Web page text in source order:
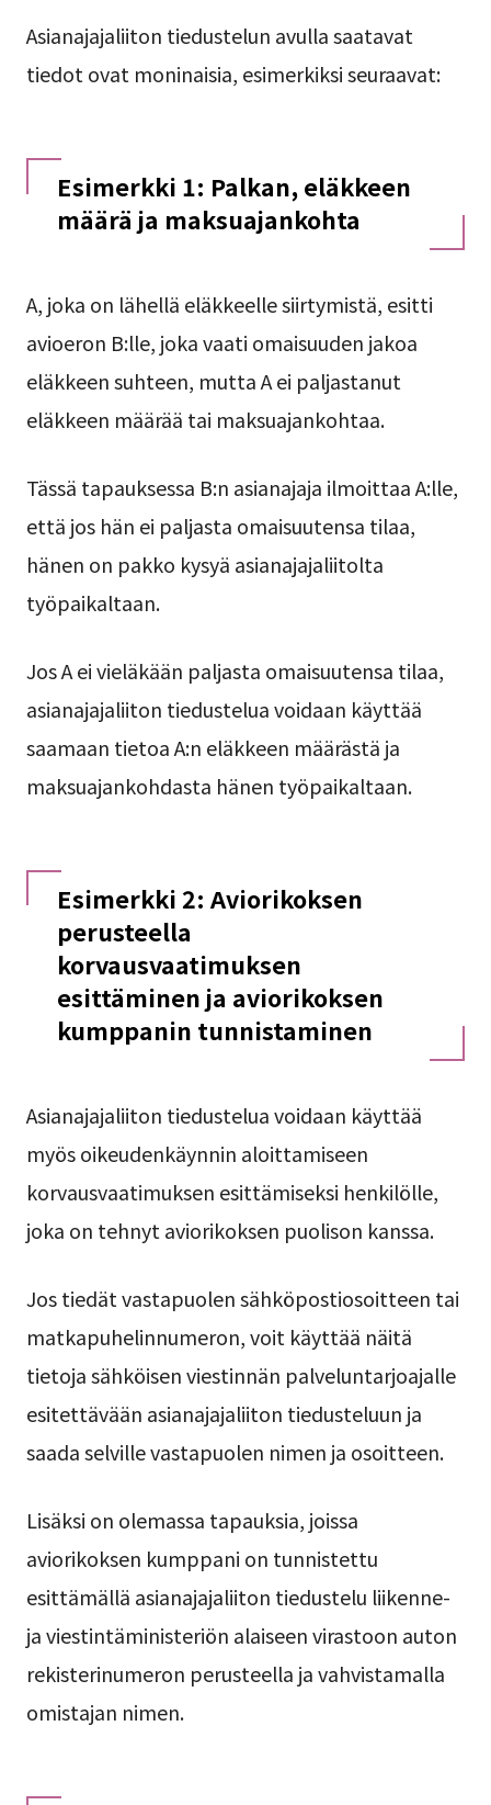
Asianajajaliiton tiedustelun avulla saatavat
tiedot ovat moninaisia, esimerkiksi seuraavat:
Esimerkki 1: Palkan, eläkkeen
määrä ja maksuajankohta
A, joka on lähellä eläkkeelle siirtymistä, esitti
avioeron B:lle, joka vaati omaisuuden jakoa
eläkkeen suhteen, mutta A ei paljastanut
eläkkeen määrää tai maksuajankohtaa.
Tässä tapauksessa B:n asianajaja ilmoittaa A:lle,
että jos hän ei paljasta omaisuutensa tilaa,
hänen on pakko kysyä asianajajaliitolta
työpaikaltaan.
Jos A ei vieläkään paljasta omaisuutensa tilaa,
asianajajaliiton tiedustelua voidaan käyttää
saamaan tietoa A:n eläkkeen määrästä ja
maksuajankohdasta hänen työpaikaltaan.
Esimerkki 2: Aviorikoksen
perusteella
korvausvaatimuksen
esittäminen ja aviorikoksen
kumppanin tunnistaminen
Asianajajaliiton tiedustelua voidaan käyttää
myös oikeudenkäynnin aloittamiseen
korvausvaatimuksen esittämiseksi henkilölle,
joka on tehnyt aviorikoksen puolison kanssa.
Jos tiedät vastapuolen sähköpostiosoitteen tai
matkapuhelinnumeron, voit käyttää näitä
tietoja sähköisen viestinnän palveluntarjoajalle
esitettävään asianajajaliiton tiedusteluun ja
saada selville vastapuolen nimen ja osoitteen.
Lisäksi on olemassa tapauksia, joissa
aviorikoksen kumppani on tunnistettu
esittämällä asianajajaliiton tiedustelu liikenne-
ja viestintäministeriön alaiseen virastoon auton
rekisterinumeron perusteella ja vahvistamalla
omistajan nimen.